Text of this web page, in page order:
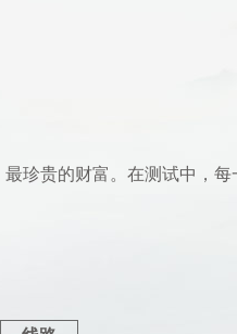
贵的财富。在测试中，每